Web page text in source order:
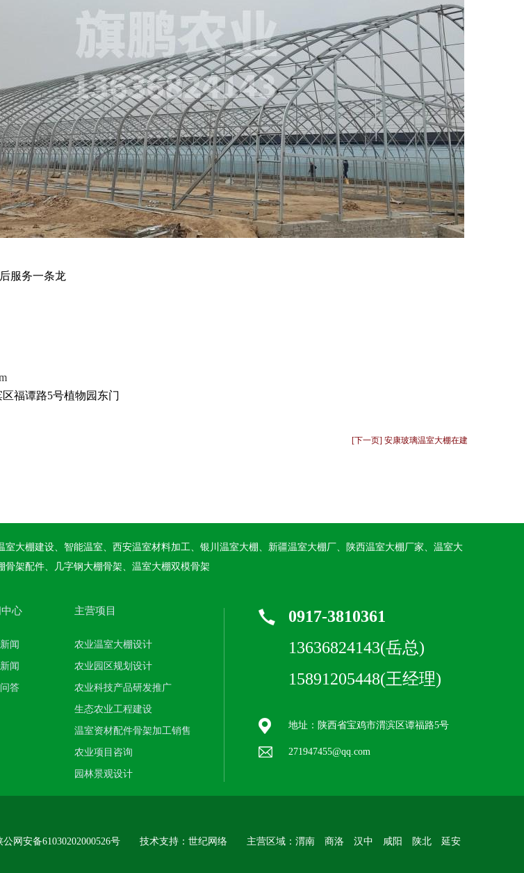
服务一条龙
福谭路5号植物园东门
[下一页] 安康玻璃温室大棚在建
室大棚建设、智能温室、西安温室材料加工、银川温室大棚、新疆温室大棚厂、陕西温室大棚厂家、温室大
骨架配件、几字钢大棚骨架、温室大棚双模骨架
心
闻
闻
答
主营项目
农业温室大棚设计
农业园区规划设计
农业科技产品研发推广
生态农业工程建设
温室资材配件骨架加工销售
农业项目咨询
园林景观设计
0917-3810361
13636824143(岳总)
15891205448(王经理)
地址：陕西省宝鸡市渭滨区谭福路5号
271947455@qq.com
公网安备61030202000526号 技术支持： 世纪网络 主营区域：渭南 商洛 汉中 咸阳 陕北 延安